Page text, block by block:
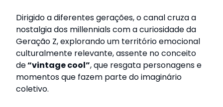
Dirigido a diferentes gerações, o canal cruza a
nostalgia dos millennials com a curiosidade da
Geração Z, explorando um território emocional
culturalmente relevante, assente no conceito
de“vintage cool”, que resgata personagens e
momentos que fazem parte do imaginário
coletivo.